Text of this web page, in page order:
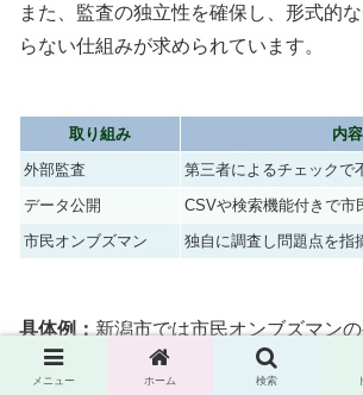
また、監査の独立性を確保し、形式的
らない仕組みが求められています。
取り組み
内容
外部監査
第三者によるチェックで
データ公開
CSVや検索機能付きで市
市民オンブズマン
独自に調査し問題点を指
具体例：新潟市では市民オンブズマン
書の電子データをPDFで公開するよう
メニュー ホーム 検索